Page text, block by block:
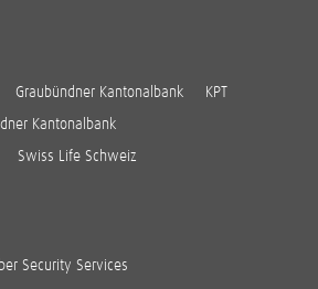
Graubündner Kantonalbank KPT
Kantonalbank
Swiss Life Schweiz
Security Services